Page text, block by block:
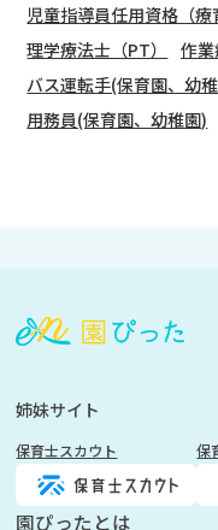
児童指導員任用資格（療
理学療法士（PT）
作業
バス運転手(保育園、幼
用務員(保育園、幼稚園)
登
く
姉妹サイト
保育士スカウト 保
園ぴったとは